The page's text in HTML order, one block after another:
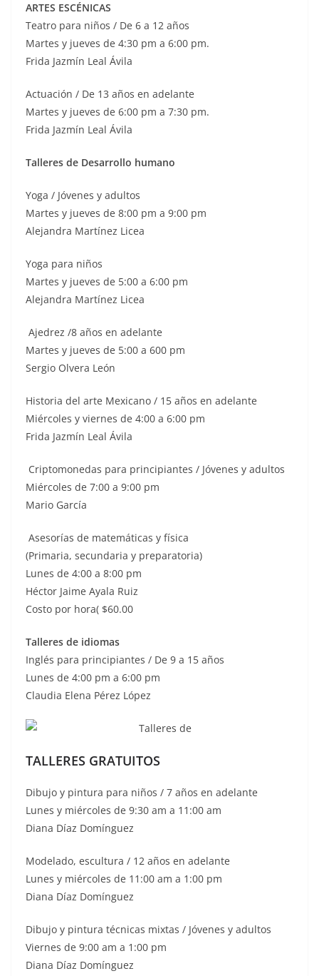
ARTES ESCÉNICAS
Teatro para niños / De 6 a 12 años
Martes y jueves de 4:30 pm a 6:00 pm.
Frida Jazmín Leal Ávila
Actuación / De 13 años en adelante
Martes y jueves de 6:00 pm a 7:30 pm.
Frida Jazmín Leal Ávila
Talleres de Desarrollo humano
Yoga / Jóvenes y adultos
Martes y jueves de 8:00 pm a 9:00 pm
Alejandra Martínez Licea
Yoga para niños
Martes y jueves de 5:00 a 6:00 pm
Alejandra Martínez Licea
Ajedrez /8 años en adelante
Martes y jueves de 5:00 a 600 pm
Sergio Olvera León
Historia del arte Mexicano / 15 años en adelante
Miércoles y viernes de 4:00 a 6:00 pm
Frida Jazmín Leal Ávila
Criptomonedas para principiantes / Jóvenes y adultos
Miércoles de 7:00 a 9:00 pm
Mario García
Asesorías de matemáticas y física
(Primaria, secundaria y preparatoria)
Lunes de 4:00 a 8:00 pm
Héctor Jaime Ayala Ruiz
Costo por hora( $60.00
Talleres de idiomas
Inglés para principiantes / De 9 a 15 años
Lunes de 4:00 pm a 6:00 pm
Claudia Elena Pérez López
TALLERES GRATUITOS
Dibujo y pintura para niños / 7 años en adelante
Lunes y miércoles de 9:30 am a 11:00 am
Diana Díaz Domínguez
Modelado, escultura / 12 años en adelante
Lunes y miércoles de 11:00 am a 1:00 pm
Diana Díaz Domínguez
Dibujo y pintura técnicas mixtas / Jóvenes y adultos
Viernes de 9:00 am a 1:00 pm
Diana Díaz Domínguez